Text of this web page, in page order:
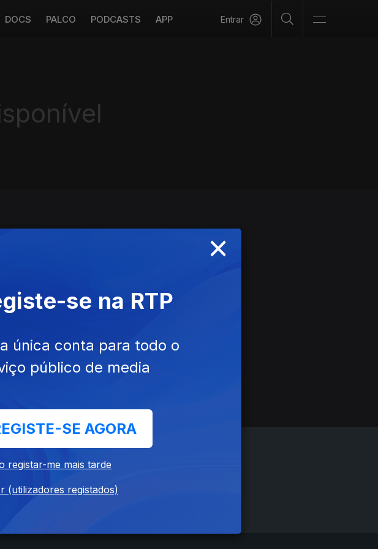
DOCS PALCO PODCASTS APP Entrar
Play
×
se na RTP
única conta para todo o
público de media
SE AGORA
registar-me mais tarde
(utilizadores registados)